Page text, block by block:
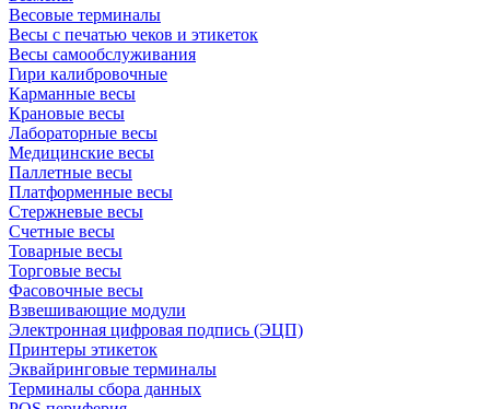
Весовые терминалы
Весы с печатью чеков и этикеток
Весы самообслуживания
Гири калибровочные
Карманные весы
Крановые весы
Лабораторные весы
Медицинские весы
Паллетные весы
Платформенные весы
Стержневые весы
Счетные весы
Товарные весы
Торговые весы
Фасовочные весы
Взвешивающие модули
Электронная цифровая подпись (ЭЦП)
Принтеры этикеток
Эквайринговые терминалы
Терминалы сбора данных